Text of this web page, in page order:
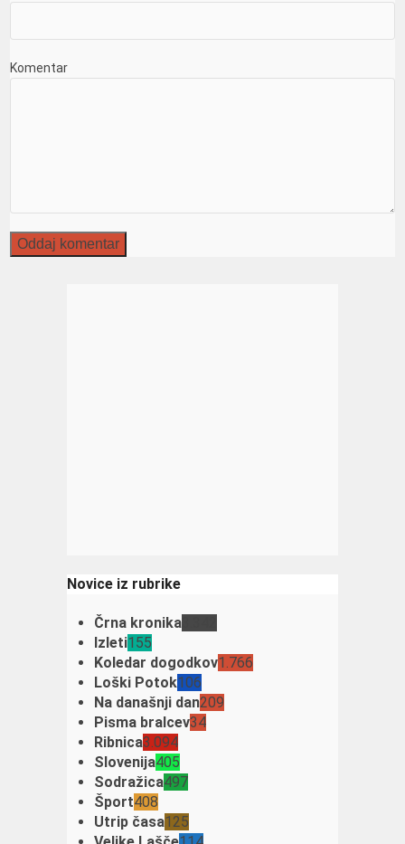
Komentar
Novice iz rubrike
Črna kronika
Izleti155
Koledar dogodkov1.766
Loški Potok106
Na današnji dan209
Pisma bralcev34
Ribnica3.094
Slovenija405
Sodražica497
Šport408
Utrip časa125